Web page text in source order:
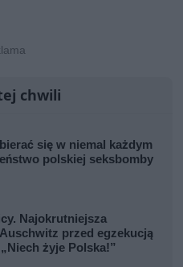
chwili
się w niemal każdym
polskiej seksbomby
Najokrutniejsza
przed egzekucją
żyje Polska!”